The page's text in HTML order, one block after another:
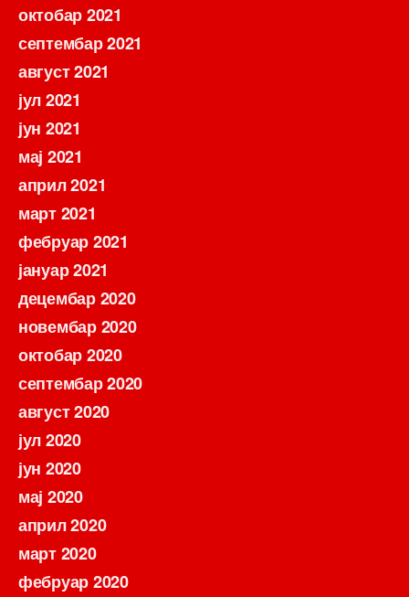
октобар 2021
септембар 2021
август 2021
јул 2021
јун 2021
мај 2021
април 2021
март 2021
фебруар 2021
јануар 2021
децембар 2020
новембар 2020
октобар 2020
септембар 2020
август 2020
јул 2020
јун 2020
мај 2020
април 2020
март 2020
фебруар 2020